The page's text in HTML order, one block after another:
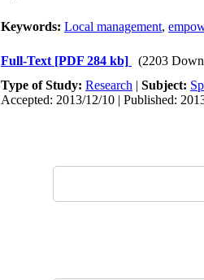
Keywords: Local management,
Full-Text [PDF 284 kb]
(2203
Type of Study: Research | Subject:
Accepted: 2013/12/10 | Published: